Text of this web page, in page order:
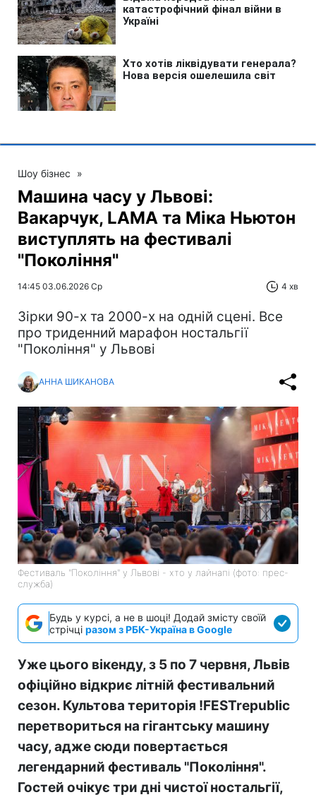
Шоу бізнес »
Машина часу у Львові:
Вакарчук, LAMA та Міка Ньютон
виступлять на фестивалі
"Покоління"
14:45 03.06.2026 Ср 4 хв
Зірки 90-х та 2000-х на одній сцені. Все
про триденний марафон ностальгії
"Покоління" у Львові
АННА ШИКАНОВА
Фестиваль "Покоління" у Львові - хто у лайнапі (фото: прес-
служба)
Будь у курсі, а не в шоці! Додай змісту своїй
стрічці разом з РБК-Україна в Google
Уже цього вікенду,з 5 по 7 червня, Львів
офіційно відкриє літній фестивальний
сезон. Культова територія !FESTrepublic
перетвориться на гігантську машину
часу, адже сюди повертається
легендарний фестиваль "Покоління".
Гостей очікує три дні чистої ностальгії,